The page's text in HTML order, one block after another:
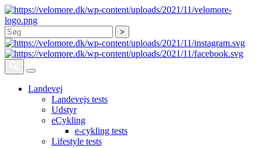
Søg
Landevej
Landevejs tests
Udstyr
eCykling
e-cykling tests
Lifestyle tests